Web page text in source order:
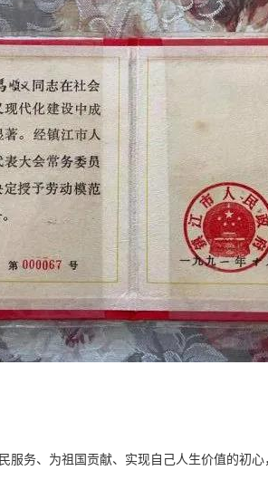
服务、为祖国贡献、实现自己人生价值的初